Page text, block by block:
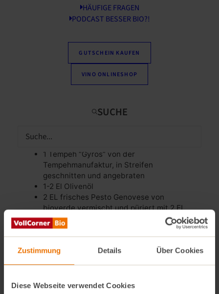
Zustimmung Details Über Cookies
Diese Webseite verwendet Cookies
HÄUFIGE FRAGEN
PODCAST BESSER BIO?!
GUTSCHEIN KAUFEN
VINO ONLINESHOP
körniger Frischkäse
Knoblauchzehe
-1 TL Italienische Kräuter
1 Tempeh “Gyros” von der
Tempehmanufaktur, in Streifen
geschnitten und angebraten
1-2 El Olivenöl
2 EL frisches Pesto Genovese von
bioverde vermischt und püriert mit 2 EL
körniger
Frischkäse
1 handvoll Sprossen
etwas Kräutersalz
Anleitungen